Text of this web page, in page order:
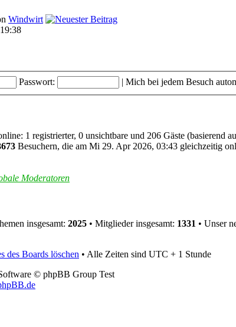
Windwirt
Passwort: | Mich bei jedem Besuch
1 registrierter, 0 unsichtbare und 206 Gäste (basierend
Besuchern, die am Mi 29. Apr 2026, 03:43 gleichzeitig
Moderatoren
insgesamt: 2025 • Mitglieder insgesamt: 1331 • Unser
des Boards löschen • Alle Zeiten sind UTC + 1 Stunde
© phpBB Group Test